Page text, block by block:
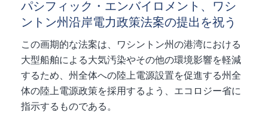
パシフィック・エンバイロメント、ワシ
ントン州沿岸電力政策法案の提出を祝う
この画期的な法案は、ワシントン州の港湾における
大型船舶による大気汚染やその他の環境影響を軽減
するため、州全体への陸上電源設置を促進する州全
体の陸上電源政策を採用するよう、エコロジー省に
指示するものである。